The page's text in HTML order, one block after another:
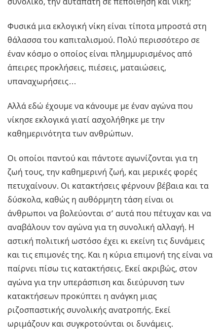
Φυσικά μια εκλογική νίκη είναι τίποτα μπροστά στη
θάλασσα του καπιταλισμού. Πολύ περισσότερο σε
έναν κόσμο ο οποίος είναι πλημμυρισμένος από
άπειρες προκλήσεις, πιέσεις, ματαιώσεις,
υπαναχωρήσεις…
Αλλά εδώ έχουμε να κάνουμε με έναν αγώνα που
νίκησε εκλογικά γιατί ασχολήθηκε με την
καθημερινότητα των ανθρώπων.
Οι οποίοι παντού και πάντοτε αγωνίζονται για τη
ζωή τους, την καθημερινή ζωή, και μερικές φορές
πετυχαίνουν. Οι κατακτήσεις φέρνουν βέβαια και τα
δύσκολα, καθώς η αυθόρμητη τάση είναι οι
άνθρωποι να βολεύονται σ’ αυτά που πέτυχαν και να
αναβάλουν τον αγώνα για τη συνολική αλλαγή. Η
αστική πολιτική ωστόσο έχει κι εκείνη τις δυνάμεις
και τις επιμονές της. Και η κύρια επιμονή της είναι να
παίρνει πίσω τις κατακτήσεις. Εκεί ακριβώς, στον
αγώνα για την υπεράσπιση και διεύρυνση των
κατακτήσεων προκύπτει η ανάγκη μιας
ριζοσπαστικής συνολικής ανατροπής. Εκεί
ωριμάζουν και συγκροτούνται οι δυνάμεις.